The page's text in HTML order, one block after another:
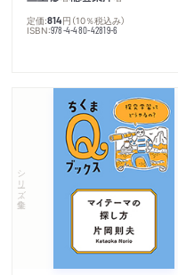
定価:814円 （10％税込み）
ISBN:978-4-480-42819-6
シリーズ・全集